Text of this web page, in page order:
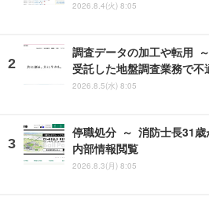
2026.8.4(火) 8:05
調査データの加工や転用
受託した地盤調査業務で不
2026.8.5(水) 8:05
停職処分 ～ 消防士長31歳
内部情報閲覧
2026.8.3(月) 8:05